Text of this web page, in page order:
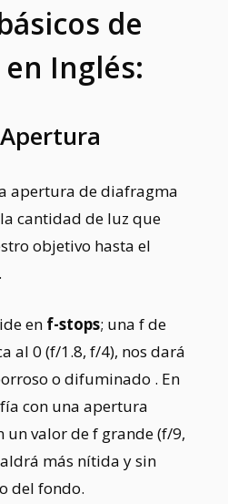
de
Inglés:
apertura de diafragma
cantidad de luz que
objetivo hasta el
en f-stops; una f de
al 0 (f/1.8, f/4), nos dará
o difuminado . En
con una apertura
un valor de f grande (f/9,
más nítida y sin
del fondo.